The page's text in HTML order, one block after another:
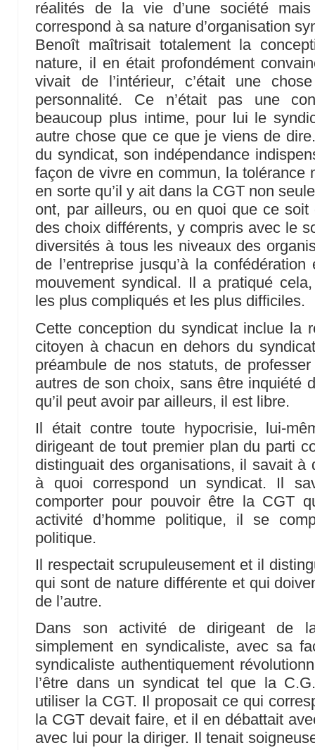
réalités de la vie d’une société
correspond à sa nature d’organisation
Benoît maîtrisait totalement la
nature, il en était profondément
vivait de l’intérieur, c’était une
personnalité. Ce n’était pas une
beaucoup plus intime, pour lui le
autre chose que ce que je viens de
du syndicat, son indépendance
façon de vivre en commun, la tolérance
en sorte qu’il y ait dans la CGT non
ont, par ailleurs, ou en quoi que ce soit
des choix différents, y compris avec le
diversités à tous les niveaux des
de l’entreprise jusqu’à la
mouvement syndical. Il a pratiqué
les plus compliqués et les plus difficiles.
Cette conception du syndicat inclue la
citoyen à chacun en dehors du
préambule de nos statuts, de
autres de son choix, sans être inquiété
qu’il peut avoir par ailleurs, il est libre.
Il était contre toute hypocrisie, lui-
dirigeant de tout premier plan du parti
distinguait des organisations, il savait à
à quoi correspond un syndicat. Il
comporter pour pouvoir être la CGT
activité d’homme politique, il se
politique.
Il respectait scrupuleusement et il
qui sont de nature différente et qui
de l’autre.
Dans son activité de dirigeant de
simplement en syndicaliste, avec sa
syndicaliste authentiquement
l’être dans un syndicat tel que la
utiliser la CGT. Il proposait ce qui
la CGT devait faire, et il en débattait
avec lui pour la diriger. Il tenait